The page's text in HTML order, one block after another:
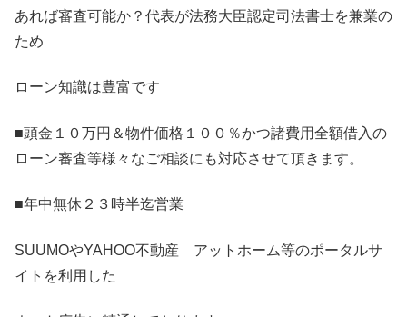
あれば審査可能か？代表が法務大臣認定司法書士を兼業の
ため
ローン知識は豊富です
■頭金１０万円＆物件価格１００％かつ諸費用全額借入の
ローン審査等様々なご相談にも対応させて頂きます。
■年中無休２３時半迄営業
SUUMOやYAHOO不動産 アットホーム等のポータルサ
イトを利用した